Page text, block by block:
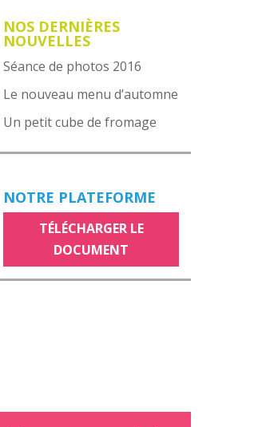
NOS DERNIÈRES
NOUVELLES
Séance de photos 2016
Le nouveau menu d’automne
Un petit cube de fromage
NOTRE PLATEFORME
TÉLÉCHARGER LE
DOCUMENT